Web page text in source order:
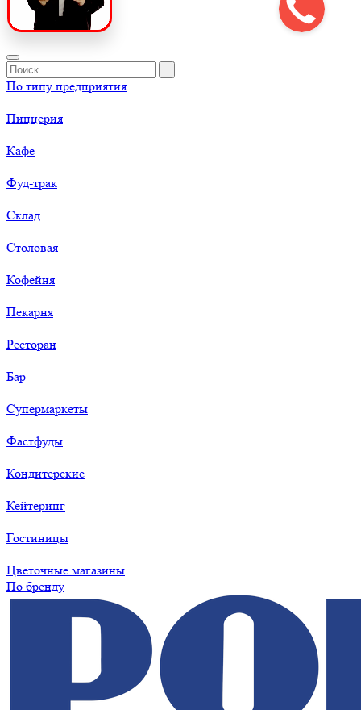
По типу предприятия
Пиццерия
Кафе
Фуд-трак
Склад
Столовая
Кофейня
Пекарня
Ресторан
Бар
Супермаркеты
Фастфуды
Кондитерские
Кейтеринг
Гостиницы
Цветочные магазины
По бренду